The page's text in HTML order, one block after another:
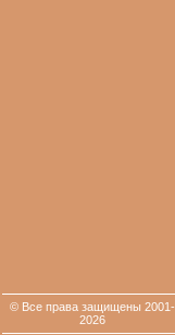
© Все права защищены 2001-
2026